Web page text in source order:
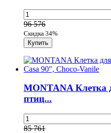
96 576
Скидка 34%
MONTANA Клетка
птиц...
85 761